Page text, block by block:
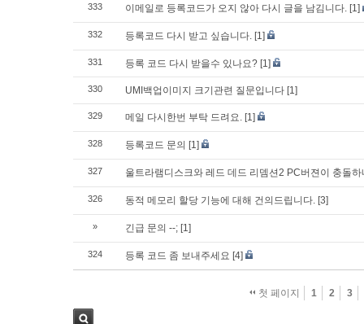
333 이메일로 등록코드가 오지 않아 다시 글을 남김니다. [1]
332 등록코드 다시 받고 싶습니다. [1]
331 등록 코드 다시 받을수 있나요? [1]
330 UMI백업이미지 크기관련 질문입니다 [1]
329 메일 다시한번 부탁 드려요. [1]
328 등록코드 문의 [1]
327 울트라램디스크와 레드 데드 리뎀션2 PC버젼이 충돌하
326 동적 메모리 할당 기능에 대해 건의드립니다. [3]
» 긴급 문의 --; [1]
324 등록 코드 좀 보내주세요 [4]
첫 페이지 1 2 3